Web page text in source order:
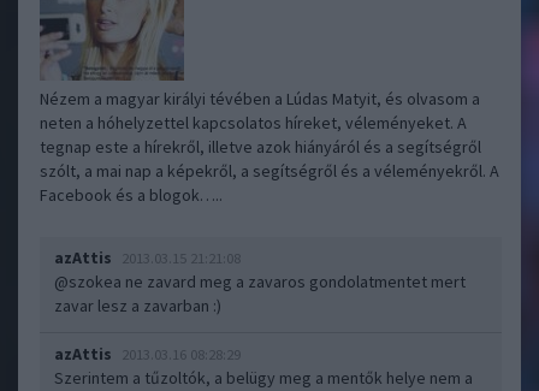
Nézem a magyar királyi tévében a Lúdas Matyit, és olvasom a
neten a hóhelyzettel kapcsolatos híreket, véleményeket. A
tegnap este a hírekről, illetve azok hiányáról és a segítségről
szólt, a mai nap a képekről, a segítségről és a véleményekről. A
Facebook és a blogok…..
azAttis 2013.03.15 21:21:08
@szokea ne zavard meg a zavaros gondolatmentet mert
zavar lesz a zavarban :)
azAttis 2013.03.16 08:28:29
Szerintem a tűzoltók, a belügy meg a mentők helye nem a